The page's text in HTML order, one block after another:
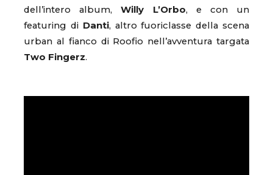
dell’intero album,Willy L’Orbo, e con un
featuring di Danti, altro fuoriclasse della scena
urban al fianco di Roofio nell’avventura targata
Two Fingerz.